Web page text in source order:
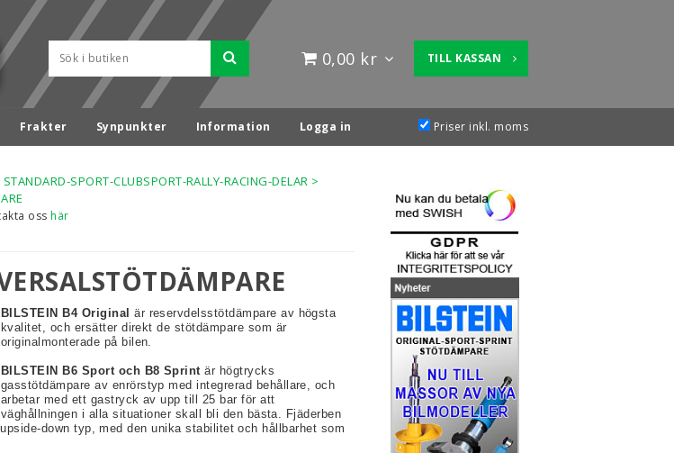
0,00 kr TILL KASSAN
Frakter Synpunkter Information Priser inkl. moms
Logga in
SPORT-CLUBSPORT-RALLY-RACING-DELAR >
osshär
BILSTEIN B4 Original är reservdelsstötdämpare av högsta
kvalitet, och ersätter direkt de stötdämpare som är
originalmonterade på bilen.
BILSTEIN B6 Sport och B8 Sprintär högtrycks
gasstötdämpare av enrörstyp med integrerad behållare, och
arbetar med ett gastryck av upp till 25 bar för att
väghållningen i alla situationer skall bli den bästa. Fjäderben
down typ, med den unika stabilitet och hållbarhet som